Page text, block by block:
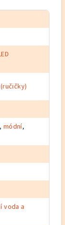
, módní,
voda a